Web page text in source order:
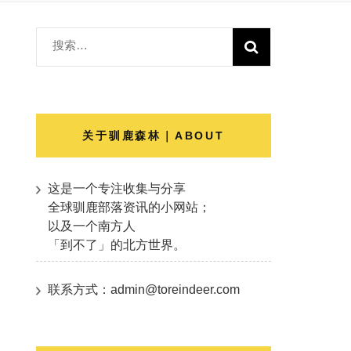
搜
索：
关于驯鹿森林｜ABOUT
这是一个专注收集与分享
全球驯鹿部落资讯的小网站；
以及一个南方人
「到不了」的北方世界。
联系方式：admin@toreindeer.com